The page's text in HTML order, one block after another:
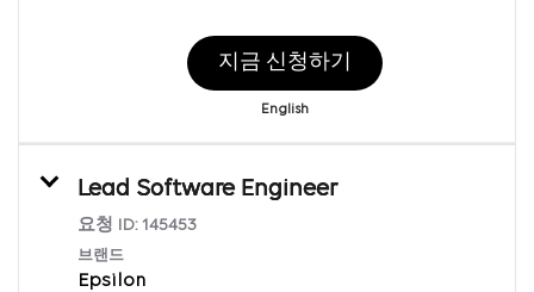
지금 신청하기
English
Lead Software Engineer
요청 ID: 145453
브랜드
Epsilon